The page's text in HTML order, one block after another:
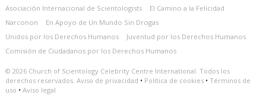
Asociación Internacional de Scientologists
El Camino a la Felicidad
Narconon
En Apoyo de Un Mundo Sin Drogas
Unidos por los Derechos Humanos
Juventud por los Derechos Humanos
Comisión de Ciudadanos por los Derechos Humanos
© 2026 Church of Scientology Celebrity Centre International. Todos los
derechos reservados. Aviso de privacidad • Política de cookies • Términos de
uso • Aviso legal